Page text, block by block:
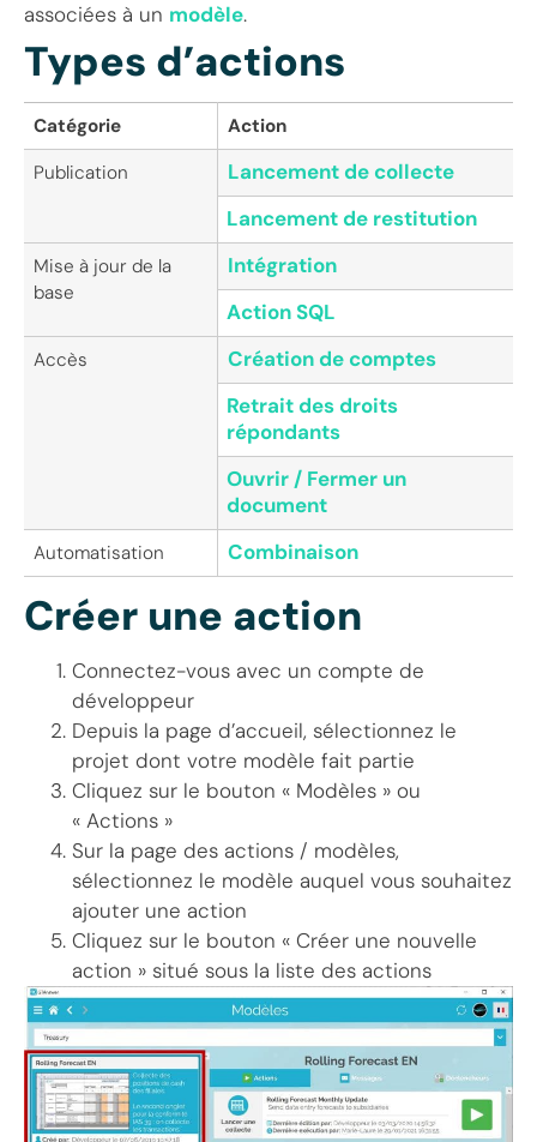
associées à un modèle.
Types d’actions
Catégorie
Action
Publication
Lancement de collecte
Lancement de restitution
Mise à jour de la
base
Intégration
Action SQL
Accès
Création de comptes
Retrait des droits
répondants
Ouvrir / Fermer un
document
Automatisation Combinaison
Créer une action
Connectez-vous avec un compte de
développeur
Depuis la page d’accueil, sélectionnez le
projet dont votre modèle fait partie
Cliquez sur le bouton « Modèles » ou
« Actions »
Sur la page des actions / modèles,
sélectionnez le modèle auquel vous souhaitez
ajouter une action
Cliquez sur le bouton « Créer une nouvelle
action » situé sous la liste des actions